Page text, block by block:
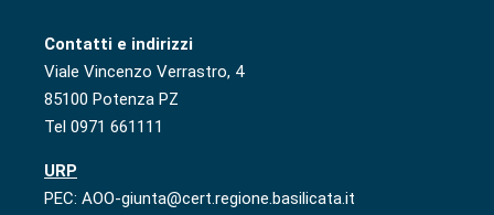
Contatti e indirizzi
Viale Vincenzo Verrastro, 4
85100 Potenza PZ
Tel 0971 661111
URP
PEC: AOO-giunta@cert.regione.basilicata.it